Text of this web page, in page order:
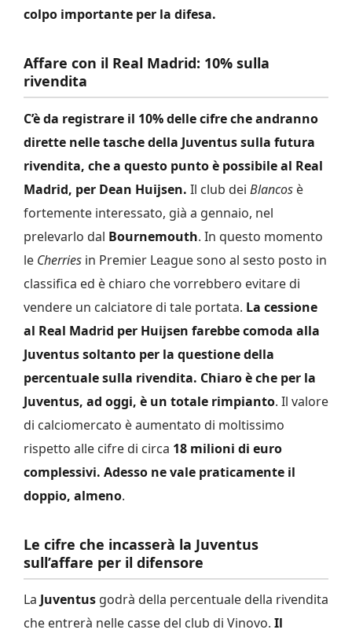
colpo importante per la difesa.
Affare con il Real Madrid: 10% sulla
rivendita
C’è da registrare il 10% delle cifre che andranno
dirette nelle tasche della Juventus sulla futura
rivendita, che a questo punto è possibile al Real
Madrid, per Dean Huijsen. Il club dei Blancos è
fortemente interessato, già a gennaio, nel
prelevarlo dal Bournemouth. In questo momento
le Cherries in Premier League sono al sesto posto in
classifica ed è chiaro che vorrebbero evitare di
vendere un calciatore di tale portata. La cessione
al Real Madrid per Huijsen farebbe comoda alla
Juventus soltanto per la questione della
percentuale sulla rivendita. Chiaro è che per la
Juventus, ad oggi, è un totale rimpianto. Il valore
di calciomercato è aumentato di moltissimo
rispetto alle cifre di circa 18 milioni di euro
complessivi. Adesso ne vale praticamente il
doppio, almeno.
Le cifre che incasserà la Juventus
sull’affare per il difensore
La Juventus godrà della percentuale della rivendita
che entrerà nelle casse del club di Vinovo. Il